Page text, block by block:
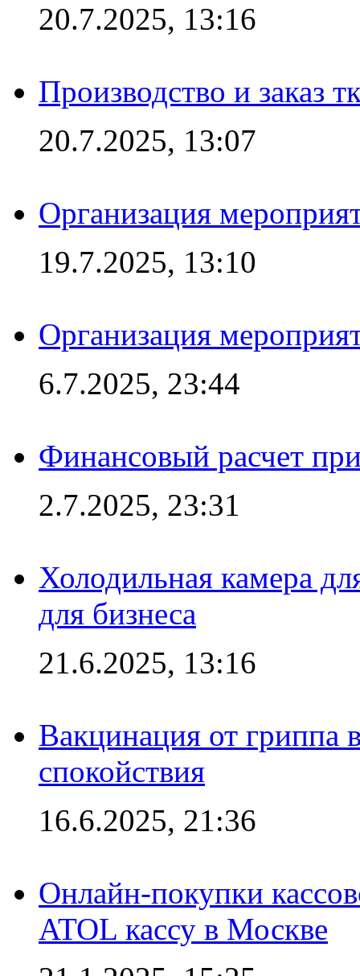
20.7.2025, 13:16
Производство и заказ
20.7.2025, 13:07
Организация
19.7.2025, 13:10
Организация
6.7.2025, 23:44
Финансовый расчет
2.7.2025, 23:31
Холодильная камера
для бизнеса
21.6.2025, 13:16
Вакцинация от гриппа
спокойствия
16.6.2025, 21:36
Онлайн-покупки
ATOL кассу в Москве